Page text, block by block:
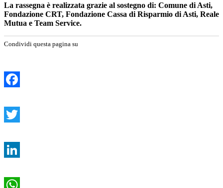
La rassegna è realizzata grazie al sostegno di: Comune di Asti,
Fondazione CRT, Fondazione Cassa di Risparmio di Asti, Reale
Mutua e Team Service.
Condividi questa pagina su